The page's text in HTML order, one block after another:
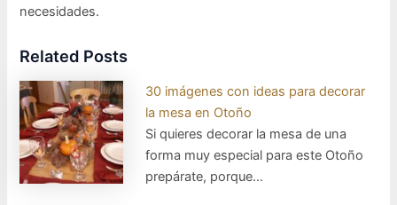
necesidades.
Related Posts
30 imágenes con ideas para decorar
la mesa en Otoño
Si quieres decorar la mesa de una
forma muy especial para este Otoño
prepárate, porque…